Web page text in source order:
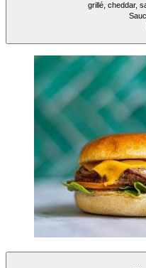
grillé, cheddar,